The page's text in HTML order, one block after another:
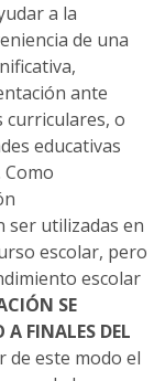
a la
de una
ante
curriculares, o
educativas
ser utilizadas en
escolar, pero
escolar
SE
FINALES DEL
de este modo el